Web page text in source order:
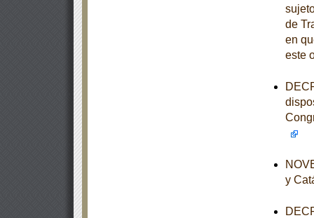
de
en
este
y